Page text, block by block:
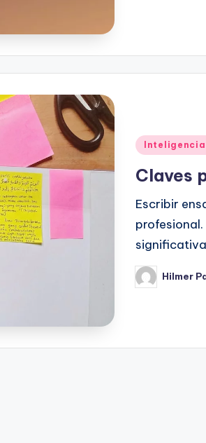
Publicado
Claves
Escribir
Publicado
por
Hilmer